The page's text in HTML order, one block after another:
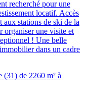
recherché pour une
locatif. Accès
aux stations de ski de la
organiser une visite et
! Une belle
dans un cadre